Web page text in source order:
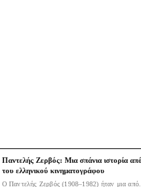
Παντελής Ζερβός: Μια σπάνια ιστορία
του ελληνικού κινηματογράφου
Ο Παντελής Ζερβός (1908–1982) ήταν μια